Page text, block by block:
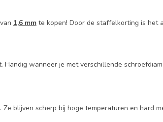
1,6 mm te kopen! Door de staffelkorting is het
wanneer je met verschillende
blijven scherp bij hoge temperaturen en hard